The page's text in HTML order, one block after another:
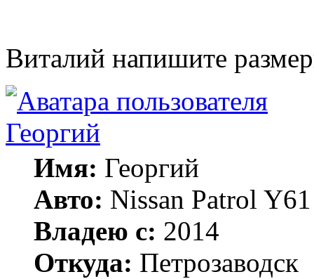
Виталий напишите
Георгий
Имя: Георгий
Авто: Nissan Patrol
Владею с: 2014
Откуда: Петрозаводск